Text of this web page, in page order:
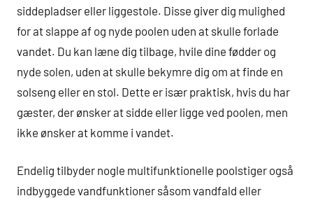
siddepladser eller liggestole. Disse giver dig mulighed
for at slappe af og nyde poolen uden at skulle forlade
vandet. Du kan læne dig tilbage, hvile dine fødder og
nyde solen, uden at skulle bekymre dig om at finde en
solseng eller en stol. Dette er især praktisk, hvis du har
gæster, der ønsker at sidde eller ligge ved poolen, men
ikke ønsker at komme i vandet.
Endelig tilbyder nogle multifunktionelle poolstiger også
indbyggede vandfunktioner såsom vandfald eller